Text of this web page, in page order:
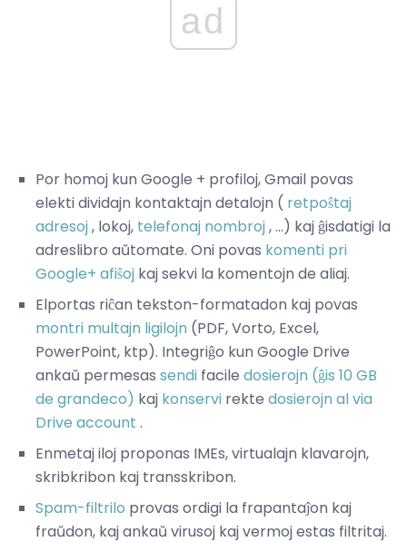
ad
Por homoj kun Google + profiloj, Gmail povas
elekti dividajn kontaktajn detalojn ( retpoŝtaj
adresoj, lokoj, telefonaj nombroj, ...) kaj ĝisdatigi la
adreslibro aŭtomate. Oni povas komenti pri
Google+ afiŝoj kaj sekvi la komentojn de aliaj.
Elportas riĉan tekston-formatadon kaj povas
montri multajn ligilojn (PDF, Vorto, Excel,
PowerPoint, ktp). Integriĝo kun Google Drive
ankaŭ permesas sendi facile dosierojn (ĝis 10 GB
de grandeco) kaj konservi rekte dosierojn al via
Drive account .
Enmetaj iloj proponas IMEs, virtualajn klavarojn,
skribkribon kaj transskribon.
Spam-filtrilo provas ordigi la frapantaĵon kaj
fraŭdon, kaj ankaŭ virusoj kaj vermoj estas filtritaj.